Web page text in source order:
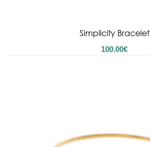
Simplicity Bracelet
100.00€